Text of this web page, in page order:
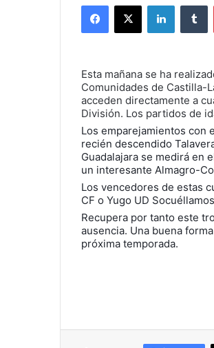
Esta mañana se ha
Comunidades de Castilla-
acceden directamente a
División. Los partidos de
Los emparejamientos con
recién descendido
Guadalajara se medirá en
un interesante Almagro-
Los vencedores de estas
CF o Yugo UD
Recupera por tanto este
ausencia. Una buena
próxima temporada.